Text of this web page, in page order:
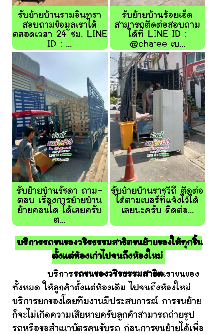
รับย้ายบ้านรามอินทรา
สอบถามข้อมูลเราได้
ตลอดเวลา 24 ชม. LINE
ID : ...
รับย้ายบ้านร้อยเอ็ด
สามารถติดต่อสอบถาม
ได้ที่ LINE ID :
@chatee เบ...
รับย้ายบ้านรัชดา ถาม-
ตอบ เรื่องการย้ายบ้าน
ย้ายคอนโด ได้เลยครับ
ต...
รับย้ายบ้านราชวิถี ติดต่อ
ได้ตามเบอร์ที่แจ้งไว้ได้
เลยนะครับ ติดต่อ...
บริการรถขนของวชิรธรรมสาธิตขนย้ายของให้ทุกชิ้น
ตั้งแต่ห้องเก่าไปจนถึงห้องใหม่
บริการรถขนของวชิรธรรมสาธิตเราขนของ
ทั้งหมด ให้ลูกค้าตั้งแต่ห้องเดิม ไปจนถึงห้องใหม่
บริการยกของโดยทีมงานมีประสบการณ์ การขนย้าย
ก็จะไม่เกิดความเสียหายครับลูกค้าสามารถถ่ายรูป
รถหรือขอสำเนาบัตรคนขับรถ ก่อนการขนย้ายได้เพื่อ